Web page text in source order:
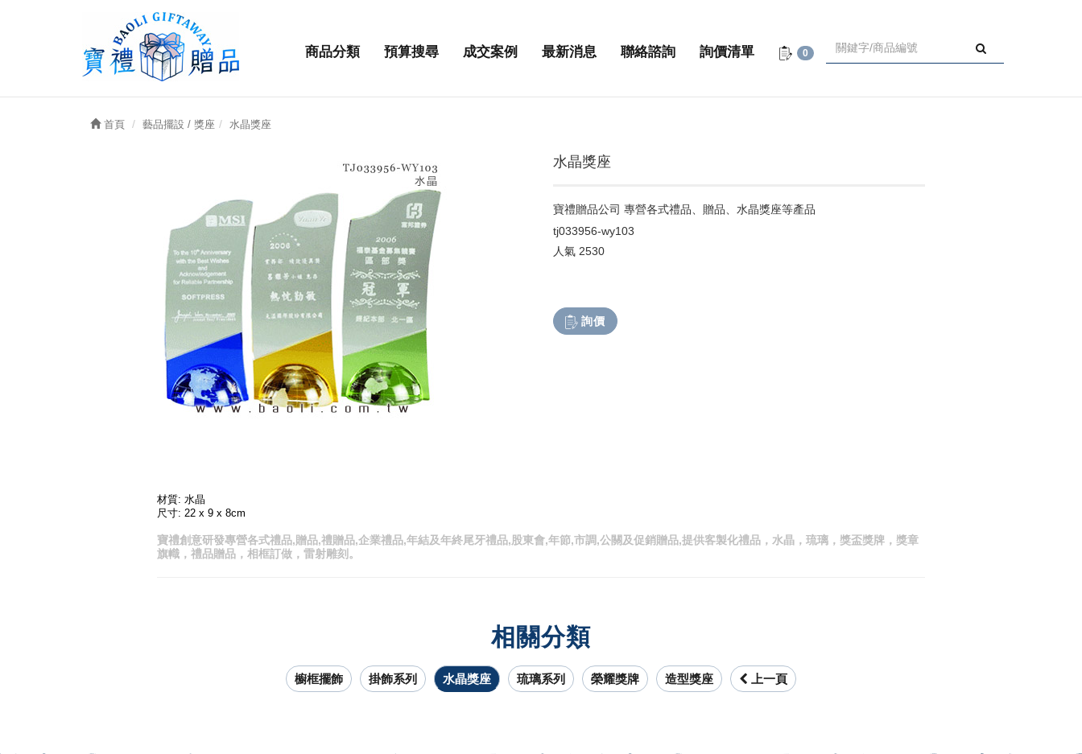
商品分類 預算搜尋 成交案例 最新消息 聯絡諮詢 詢價清單 0
首頁 藝品擺設 / 獎座 水晶獎座
水晶獎座
寶禮贈品公司 專營各式禮品、贈品、水晶獎座等產品
tj033956-wy103
人氣 2530
詢價
材質: 水晶
尺寸: 22 x 9 x 8cm
寶禮創意研發專營各式禮品,贈品,禮贈品,企業禮品,年結及年終尾牙禮品,股東會,年節,市調,公關及促銷贈品,提供客製化禮品，水晶，琉璃，獎盃獎牌，獎章
旗幟，禮品贈品，相框訂做，雷射雕刻。
相關分類
櫥框擺飾 掛飾系列 水晶獎座 琉璃系列 榮耀獎牌 造型獎座 上一頁